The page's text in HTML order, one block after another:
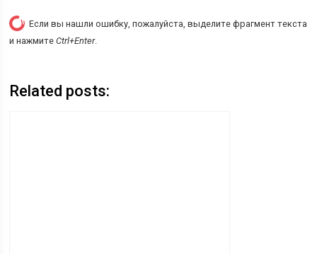
Если вы нашли ошибку, пожалуйста, выделите фрагмент текста
и нажмитеCtrl+Enter.
Related posts: